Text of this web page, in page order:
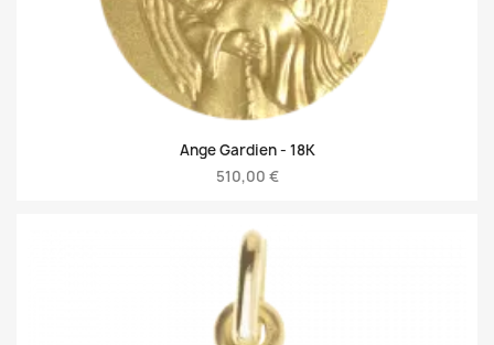
Ange Gardien - 18K
510,00 €